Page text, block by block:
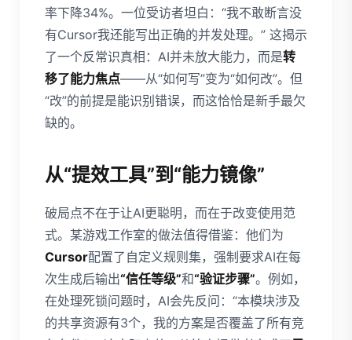
率下降34%。一位受访者坦白：“我不敢断言没
有Cursor我还能写出正确的并发处理。” 这揭示
了一个反常识真相：AI并未放大能力，而是转
移了能力焦点——从“如何写”变为“如何改”。但
“改”的前提是能识别错误，而这恰恰是新手最欠
缺的。
从“提效工具”到“能力镜像”
破局点不在于让AI更聪明，而在于改变使用范
式。某游戏工作室的做法值得借鉴：他们为
Cursor配置了自定义规则集，强制要求AI在每
次生成后输出“信任等级”和“验证步骤”。例如，
在处理死锁问题时，AI会先反问：“本模块涉及
的共享资源有3个，我的方案是否覆盖了所有竞